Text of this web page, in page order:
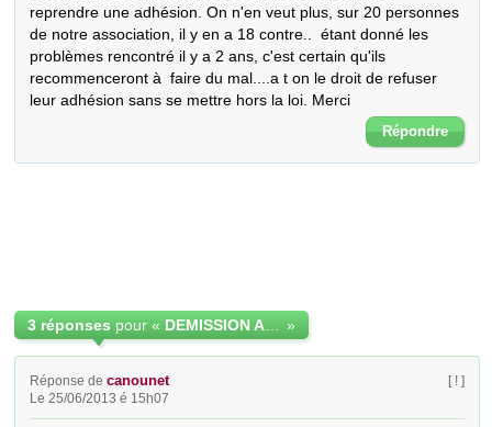
reprendre une adhésion. On n'en veut plus, sur 20 personnes
de notre association, il y en a 18 contre..  étant donné les
problèmes rencontré il y a 2 ans, c'est certain qu'ils
recommenceront à  faire du mal....a t on le droit de refuser
leur adhésion sans se mettre hors la loi. Merci
Répondre
3 réponses pour « »
Réponse decanounet
Le 25/06/2013 é 15h07
[ ! ]